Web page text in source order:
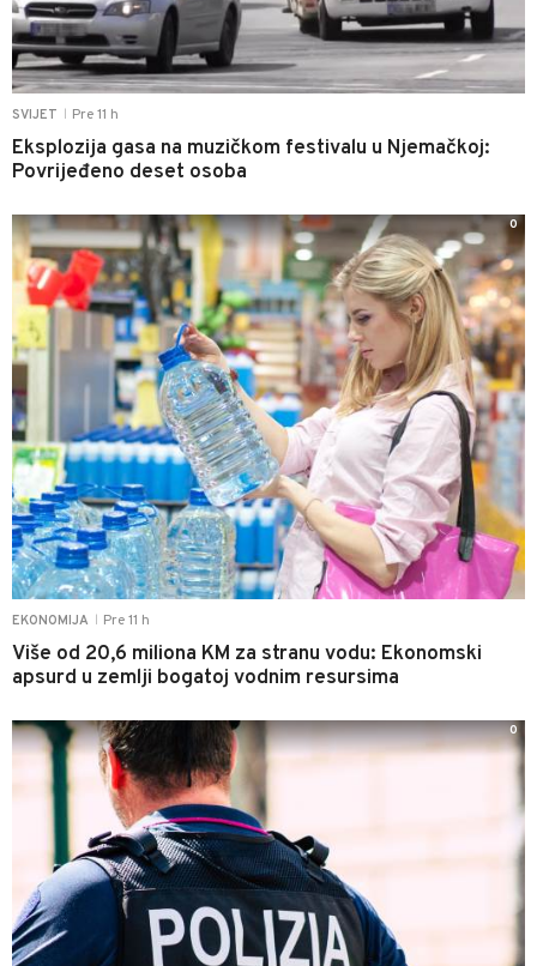
SVIJET Pre 11 h
Eksplozija gasa na muzičkom festivalu u Njemačkoj:
Povrijeđeno deset osoba
EKONOMIJA Pre 11 h
Više od 20,6 miliona KM za stranu vodu: Ekonomski
apsurd u zemlji bogatoj vodnim resursima
0
0